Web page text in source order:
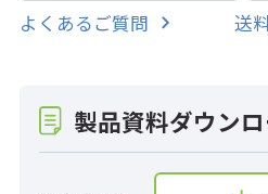
よくあるご質問 送
製品資料ダウン